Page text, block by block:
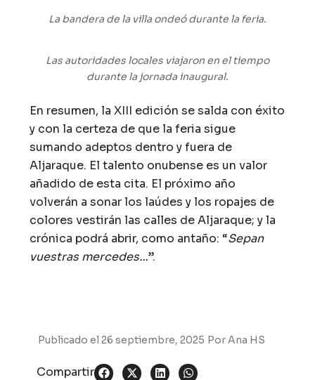
La bandera de la villa ondeó durante la feria.
Las autoridades locales viajaron en el tiempo
durante la jornada inaugural.
En resumen, la XIII edición se salda con éxito
y con la certeza de que la feria sigue
sumando adeptos dentro y fuera de
Aljaraque. El talento onubense es un valor
añadido de esta cita. El próximo año
volverán a sonar los laúdes y los ropajes de
colores vestirán las calles de Aljaraque; y la
crónica podrá abrir, como antaño: “Sepan
vuestras mercedes…”.
Publicado el26 septiembre, 2025 Por Ana HS
Compartir